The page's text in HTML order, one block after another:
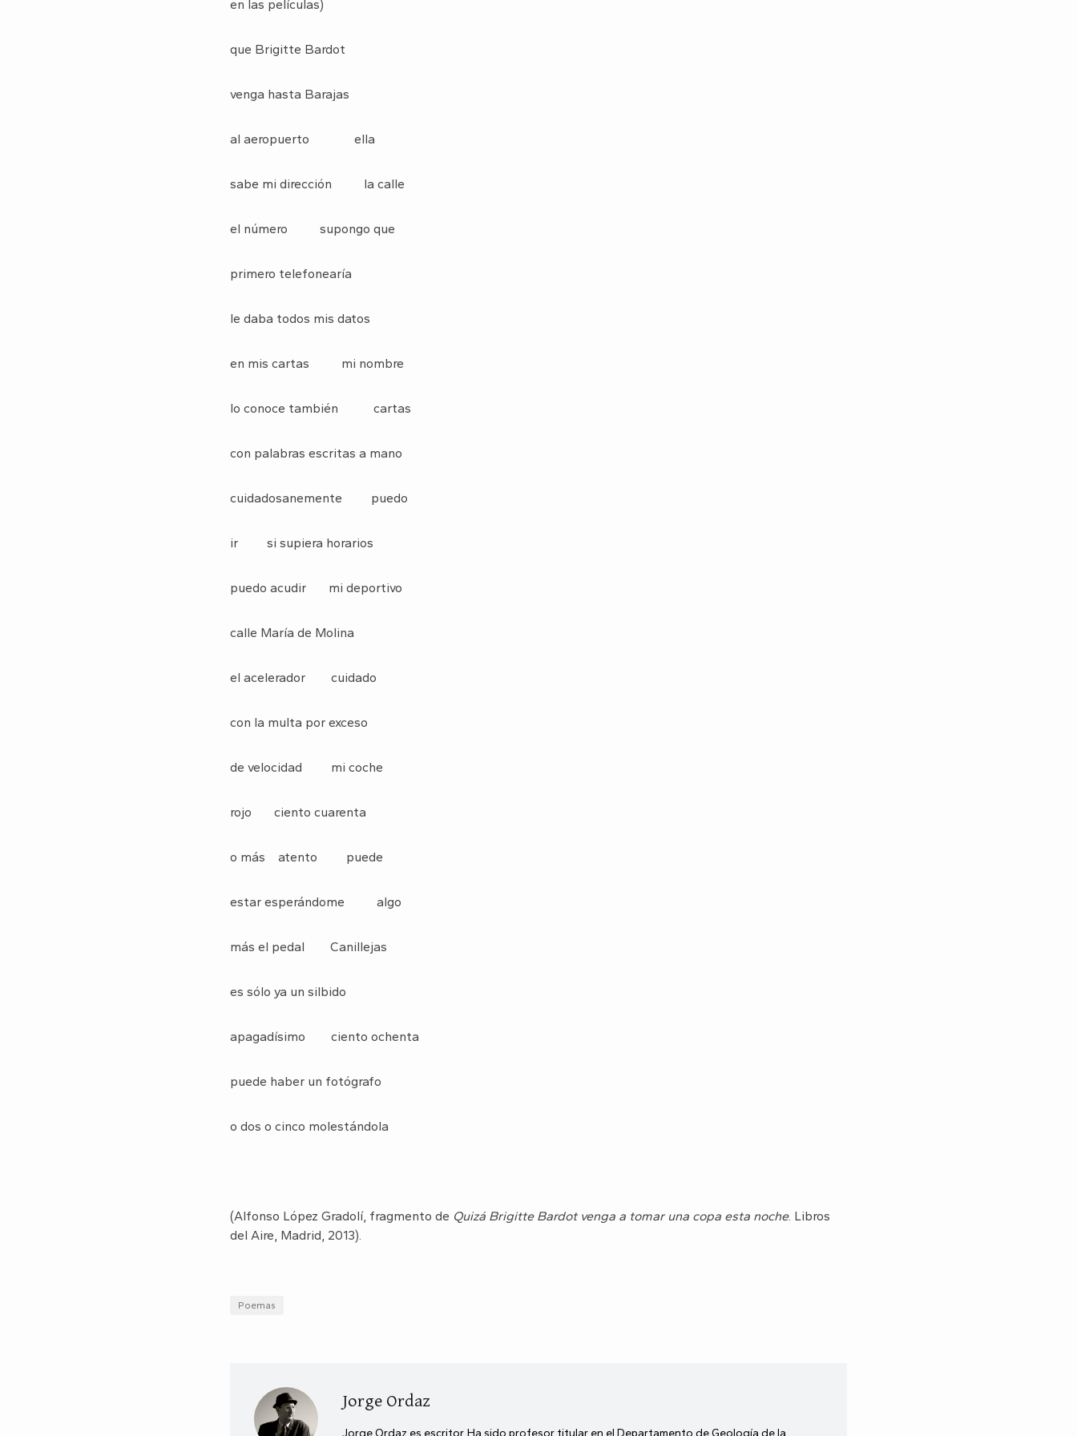
en las películas)
que Brigitte Bardot
venga hasta Barajas
al aeropuerto ella
sabe mi dirección la calle
el número supongo que
primero telefonearía
le daba todos mis datos
en mis cartas mi nombre
lo conoce también cartas
con palabras escritas a mano
cuidadosanemente puedo
ir si supiera horarios
puedo acudir mi deportivo
calle María de Molina
el acelerador cuidado
con la multa por exceso
de velocidad mi coche
rojo ciento cuarenta
o más atento puede
estar esperándome algo
más el pedal Canillejas
es sólo ya un silbido
apagadísimo ciento ochenta
puede haber un fotógrafo
o dos o cinco molestándola
(Alfonso López Gradolí, fragmento de Quizá Brigitte Bardot venga a tomar una copa esta noche. Libros
del Aire, Madrid, 2013).
Poemas
Jorge Ordaz
Jorge Ordaz es escritor. Ha sido profesor titular en el Departamento de Geología de la